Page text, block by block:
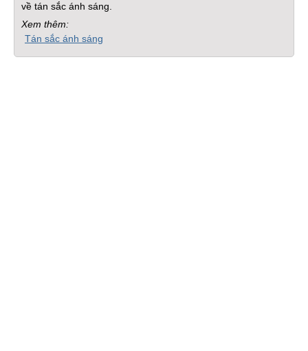
về tán sắc ánh sáng.
Xem thêm:
Tán sắc ánh sáng